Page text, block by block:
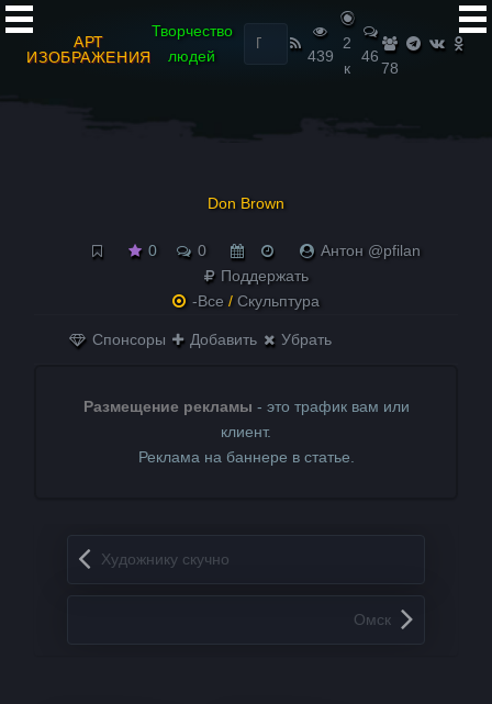
АРТ
ИЗОБРАЖЕНИЯ
Творчество
людей
Найти:
439
2
к
46
78
Don Brown
0 0
Антон @pfilan
Поддержать
-Все / Скульптура
Спонсоры Добавить Убрать
Размещение рекламы - это трафик вам или
клиент.
Реклама на баннере в статье.
Запись навигация
Художнику скучно
Омск